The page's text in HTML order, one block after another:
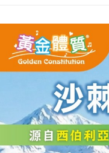
１．簡單：不需註冊會員、
２．便利：只要手機號碼，簡
３．安心：先確認商品／服務
【「AFTEE先享後付」結帳
１．於結帳方式選擇「
結帳頁面，進行簡訊認證並
２．訂單成立數日內，您將
３．收到繳費通知簡訊後14
ATM／網路銀行／等多元方
※ 請注意：結帳手續完成當
運送方式
全家取貨付款
每筆NT$70，滿NT$600(
7-11取貨付款
每筆NT$70，滿NT$600(